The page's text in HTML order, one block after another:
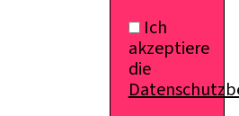
Ich
akzeptiere
die